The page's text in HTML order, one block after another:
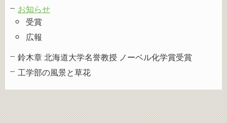
お知らせ
受賞
広報
鈴木章 北海道大学名誉教授 ノーベル化学賞受賞
工学部の風景と草花